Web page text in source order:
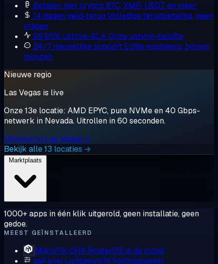
Betalen met crypto BTC, XMR, USDT en meer
14 dagen geld-terug Volledige terugbetaling, geen
vragen
99,95% uptime-SLAOnze uptime-belofte
24/7 menselijke support Echte engineers, binnen
minuten
Nieuwe regio
Las Vegas is live
Onze 13e locatie: AMD EPYC, pure NVMe en 40 Gbps-
netwerk in Nevada. Uitrollen in 60 seconden.
Uitrollen in Las Vegas →
Bekijk alle 13 locaties →
1000+ apps in één klik uitgerold, geen installatie, geen
gedoe.
MEEST GEÏNSTALLEERD
MikroTik CHR RouterOS in de cloud
aaPanel Lichtgewicht hostingpaneel